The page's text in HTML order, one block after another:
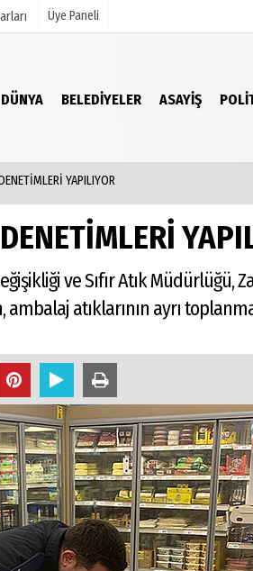
Üye Paneli
DÜNYA BELEDIYELER ASAYIŞ
YAPILIYOR
ve Sıfır Atık Müdürlüğü,
ambalaj atıklarının ayrı